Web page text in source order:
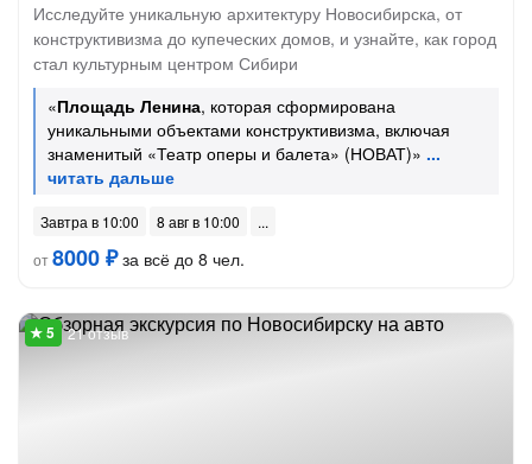
Исследуйте уникальную архитектуру Новосибирска, от
конструктивизма до купеческих домов, и узнайте, как город
стал культурным центром Сибири
«Площадь Ленина, которая сформирована
уникальными объектами конструктивизма, включая
знаменитый «Театр оперы и балета» (НОВАТ)»
Завтра в 10:00
8 авг в 10:00
от8000 ₽за всё до 8 чел.
21 отзыв